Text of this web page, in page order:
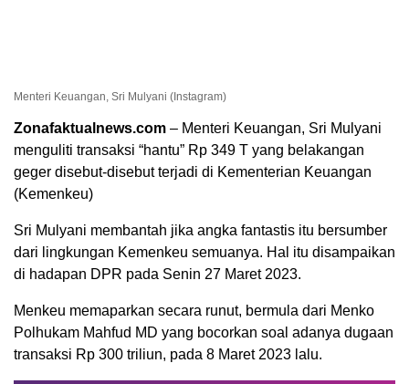
Menteri Keuangan, Sri Mulyani (Instagram)
Zonafaktualnews.com – Menteri Keuangan, Sri Mulyani
menguliti transaksi “hantu” Rp 349 T yang belakangan
geger disebut-disebut terjadi di Kementerian Keuangan
(Kemenkeu)
Sri Mulyani membantah jika angka fantastis itu bersumber
dari lingkungan Kemenkeu semuanya. Hal itu disampaikan
di hadapan DPR pada Senin 27 Maret 2023.
Menkeu memaparkan secara runut, bermula dari Menko
Polhukam Mahfud MD yang bocorkan soal adanya dugaan
transaksi Rp 300 triliun, pada 8 Maret 2023 lalu.